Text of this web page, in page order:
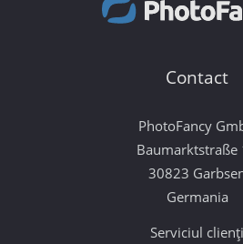
Contact
PhotoFancy
Baumarktstraße
30823
Germania
Serviciul clienți